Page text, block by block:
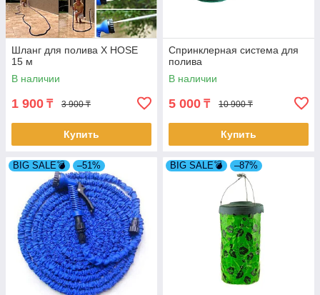
Шланг для полива X HOSE
15 м
В наличии
1 900 ₸ 3 900 ₸
Купить
Спринклерная система для
полива
В наличии
5 000 ₸ 10 900 ₸
Купить
BIG SALE💣 –51% BIG SALE💣 –87%